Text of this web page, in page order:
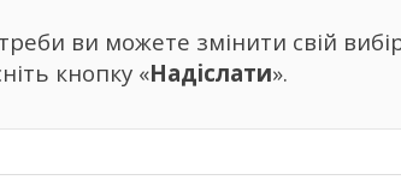
ви можете змінити свій
кнопку «Надіслати».